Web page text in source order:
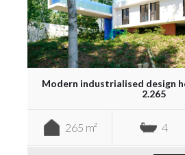
Modern industrialised design
2.265
265 m² 4